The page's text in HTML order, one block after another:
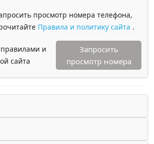
просмотр номера телефона,
Правила и политику сайта .
правилами и
сайта
Запросить
просмотр номера